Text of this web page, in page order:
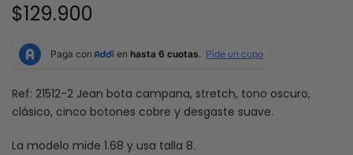
$129.900
Ref: 21512-2 Jean bota campana, stretch, tono oscuro,
clásico, cinco botones cobre y desgaste suave.
La modelo mide 1.68 y usa talla 8.